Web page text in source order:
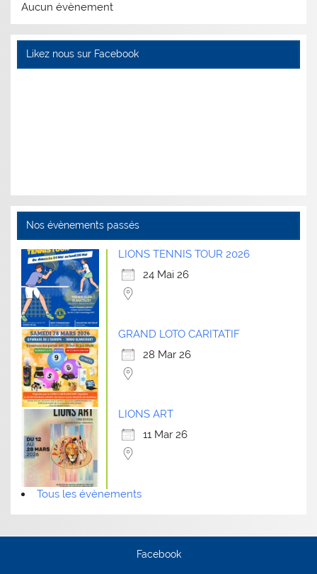
Aucun évènement
Likez nous sur Facebook
Nos évènements passés
LIONS TENNIS TOUR 2026
24 Mai 26
GRAND LOTO CARITATIF
28 Mar 26
LIONS ART
11 Mar 26
Tous les évènements
Facebook